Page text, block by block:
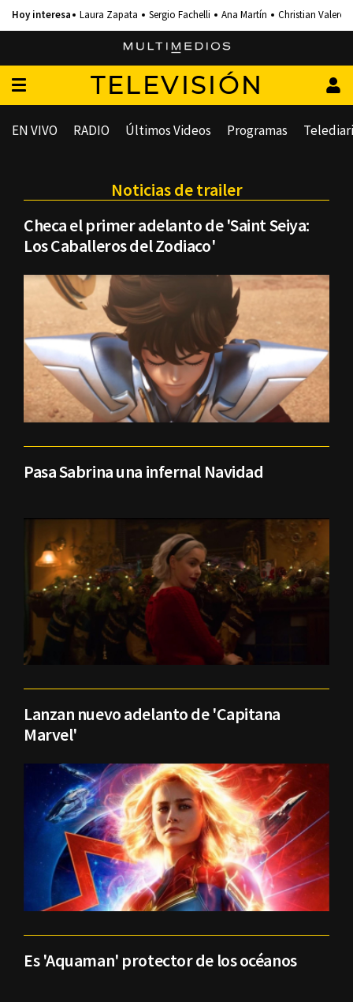
Laura Zapata Sergio Fachelli Ana Martín Christian Valero
TELEVISIÓN
EN VIVO RADIO Últimos Videos Programas
Noticias de trailer
Checa el primer adelanto de 'Saint Seiya:
Los Caballeros del Zodiaco'
Pasa Sabrina una infernal Navidad
Lanzan nuevo adelanto de 'Capitana
Marvel'
Es 'Aquaman' protector de los océanos